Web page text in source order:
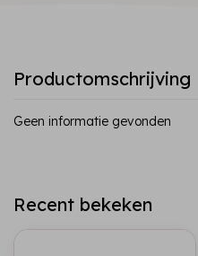
Productomschrijving
Geen informatie gevonden
Recent bekeken